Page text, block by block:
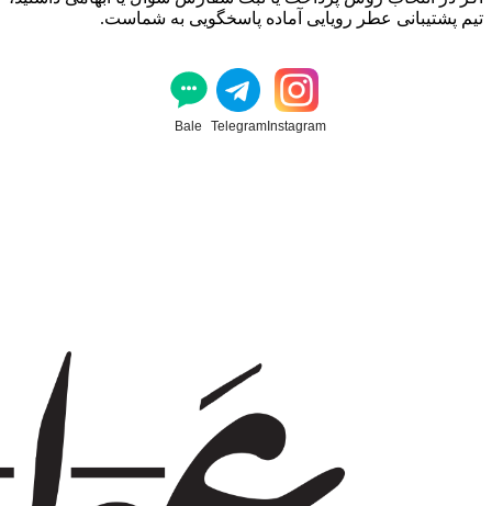
تیم پشتیبانی عطر رویایی آماده پاسخگویی به شماست.
Instagram
Telegram
Bale